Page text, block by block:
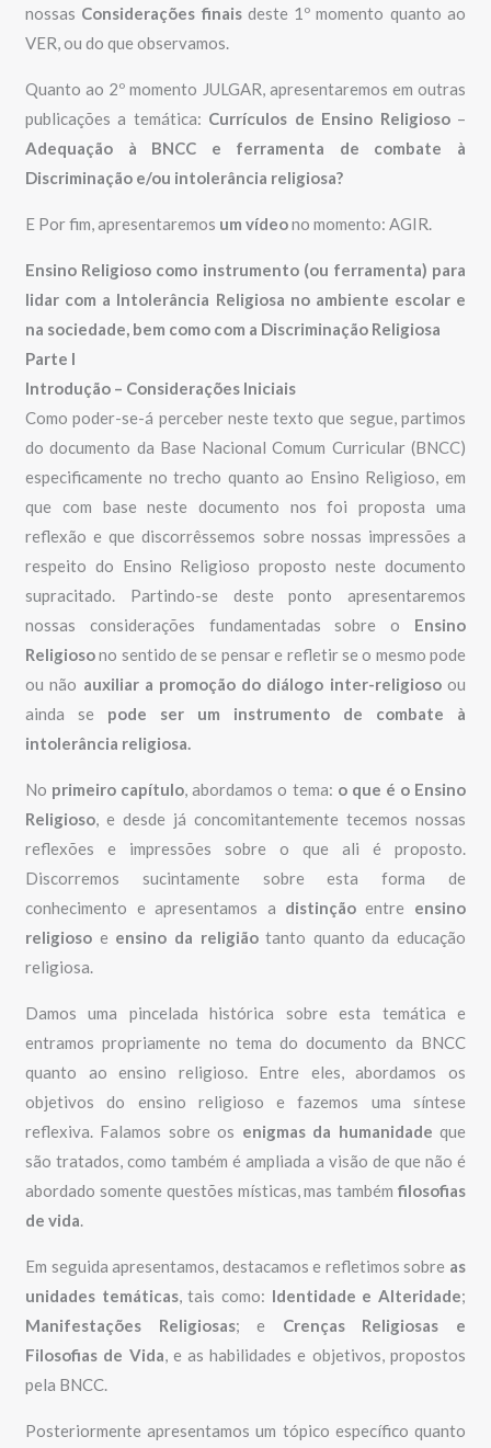
nossas Considerações finais deste 1º momento quanto ao
VER, ou do que observamos.
Quanto ao 2º momento JULGAR, apresentaremos em outras
publicações a temática: Currículos de Ensino Religioso–
Adequação à BNCC e ferramenta de combate à
Discriminação e/ou intolerância religiosa?
E Por fim, apresentaremos um vídeono momento: AGIR.
Ensino Religioso como instrumento (ou ferramenta) para
lidar com a Intolerância Religiosa no ambiente escolar e
na sociedade, bem como com a Discriminação Religiosa
Parte I
Introdução – Considerações Iniciais
Como poder-se-á perceber neste texto que segue, partimos
do documento da Base Nacional Comum Curricular (BNCC)
especificamente no trecho quanto ao Ensino Religioso, em
que com base neste documento nos foi proposta uma
reflexão e que discorrêssemos sobre nossas impressões a
respeito do Ensino Religioso proposto neste documento
supracitado. Partindo-se deste ponto apresentaremos
nossas considerações fundamentadas sobre o Ensino
Religiosono sentido de se pensar e refletir se o mesmo pode
ou não auxiliar a promoção do diálogo inter-religiosoou
ainda se pode ser um instrumento de combate à
intolerância religiosa.
No primeiro capítulo, abordamos o tema: o que é o Ensino
Religioso, e desde já concomitantemente tecemos nossas
reflexões e impressões sobre o que ali é proposto.
Discorremos sucintamente sobre esta forma de
conhecimento e apresentamos a distinçãoentre ensino
religioso e ensino da religiãotanto quanto da educação
religiosa.
Damos uma pincelada histórica sobre esta temática e
entramos propriamente no tema do documento da BNCC
quanto ao ensino religioso. Entre eles, abordamos os
objetivos do ensino religioso e fazemos uma síntese
reflexiva. Falamos sobre os enigmas da humanidade que
são tratados, como também é ampliada a visão de que não é
abordado somente questões místicas, mas também filosofias
de vida.
Em seguida apresentamos, destacamos e refletimos sobre as
unidades temáticas, tais como: Identidade e Alteridade;
Manifestações Religiosas; e Crenças Religiosas e
Filosofias de Vida, e as habilidades e objetivos, propostos
pela BNCC.
Posteriormente apresentamos um tópico específico quanto